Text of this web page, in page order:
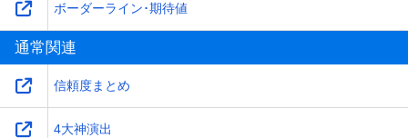
ボーダーライン･期待値
通常関連
信頼度まとめ
4大神演出